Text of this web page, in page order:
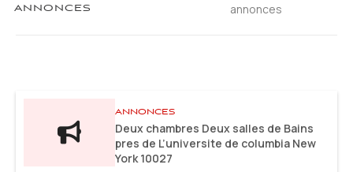
ANNONCES
annonces
ANNONCES
Deux chambres Deux salles de Bains
pres de L’universite de columbia New
York 10027